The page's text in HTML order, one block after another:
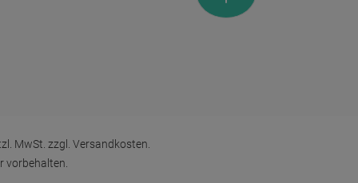
MwSt. zzgl. Versandkosten
vorbehalten.